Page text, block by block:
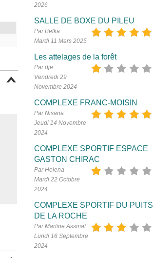
2026
SALLE DE BOXE DU PILEU
Par Belka
Mardi 11 Mars 2025
Les attelages de la forêt
Par dje
Vendredi 29
Novembre 2024
COMPLEXE FRANC-MOISIN
Par Nisana
Jeudi 14 Novembre
2024
COMPLEXE SPORTIF ESPACE
GASTON CHIRAC
Par Helena
Mardi 22 Octobre
2024
COMPLEXE SPORTIF DU PUITS
DE LA ROCHE
Par Martine Assmat
Lundi 16 Septembre
2024